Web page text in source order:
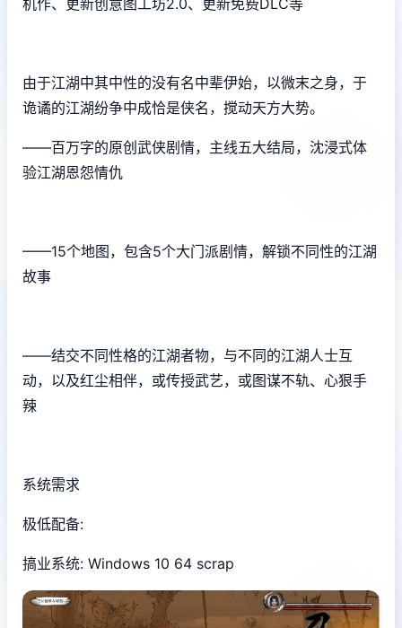
由于江湖中其中性的没有名中辈伊始，以微末之身，于
诡谲的江湖纷争中成恰是侠名，搅动天方大势。
——百万字的原创武侠剧情，主线五大结局，沈浸式体
验江湖恩怨情仇
——15个地图，包含5个大门派剧情，解锁不同性的江湖
故事
——结交不同性格的江湖者物，与不同的江湖人士互
动，以及红尘相伴，或传授武艺，或图谋不轨、心狠手
辣
系统需求
极低配备:
搞业系统: Windows 10 64 scrap